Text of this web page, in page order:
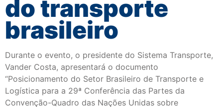
do transporte
brasileiro
Durante o evento, o presidente do Sistema Transporte,
Vander Costa, apresentará o documento
“Posicionamento do Setor Brasileiro de Transporte e
Logística para a 29ª Conferência das Partes da
Convenção-Quadro das Nações Unidas sobre